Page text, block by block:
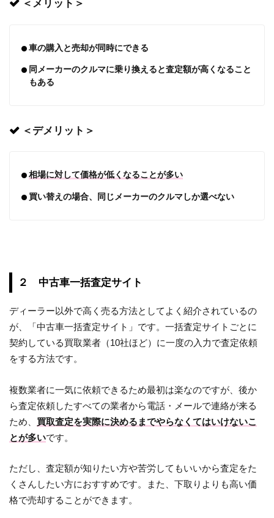
＜メリット＞
車の購入と売却が同時にできる
同メーカーのクルマに乗り換えると査定額が高くなること
もある
＜デメリット＞
相場に対して価格が低くなることが多い
買い替えの場合、同じメーカーのクルマしか選べない
２ 中古車一括査定サイト
ディーラー以外で高く売る方法としてよく紹介されているの
が、「中古車一括査定サイト」です。一括査定サイトごとに
契約している買取業者（10社ほど）に一度の入力で査定依頼
をする方法です。
複数業者に一気に依頼できるため最初は楽なのですが、後か
ら査定依頼したすべての業者から電話・メールで連絡が来る
ため、 買取査定を実際に決めるまでやらなくてはいけないこ
とが多いです。
ただし、査定額が知りたい方や苦労してもいいから査定をた
くさんしたい方におすすめです。また、下取りよりも高い価
格で売却することができます。